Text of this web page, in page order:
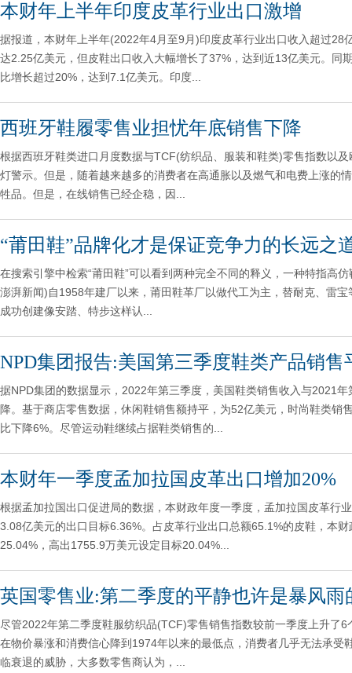
本财年上半年印度皮革行业出口激增
据报道，本财年上半年(2022年4月至9月)印度皮革行业出口收入超过
达2.25亿美元，但皮鞋出口收入大幅增长了37%，达到近13亿美元。
比增长超过20%，达到7.1亿美元。印度...
西班牙鞋履零售业担忧年底销售下降
根据西班牙鞋类进口月度数据与TCF(纺织品、服装和鞋类)零售指数以
灯警示。但是，随着越来越多的消费者在高通胀以及燃气和电费上涨的
牲品。但是，在线销售已经企稳，因...
“莆田鞋”品牌化才是保证竞争力的长远之
在搜索引擎中检索“莆田鞋”可以看到两种完全不同的释义，一种特指高
澎湃新闻)自1958年建厂以来，莆田鞋革厂以做代工为主，替耐克、雷
成功创建像安踏、特步这样认...
NPD集团报告:美国第三季度鞋类产品销售
据NPD集团的数据显示，2022年第三季度，美国鞋类销售收入与2021
降。基于商店零售数据，休闲鞋销售额持平，为52亿美元，时尚鞋类
比下降6%。尽管运动鞋继续占据鞋类销售的...
本财年一季度孟加拉国皮革出口增加20%
根据孟加拉国出口促进局的数据，本财政年度一季度，孟加拉国皮革行
3.08亿美元的出口目标6.36%。占皮革行业出口总额65.1%的皮鞋，本
25.04%，高出1755.9万美元设定目标20.04%...
英国零售业:第二季度的平静也许是暴风雨
尽管2022年第二季度鞋服纺织品(TCF)零售销售指数较前一季度上升了
在物价暴涨和消费信心降到1974年以来的最低点，消费者几乎无法承
临衰退的威胁，大多数零售商认为，...